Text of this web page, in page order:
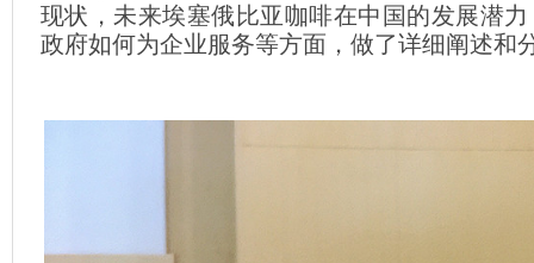
现状，未来埃塞俄比亚咖啡在中国的发展潜
政府如何为企业服务等方面，做了详细阐述和